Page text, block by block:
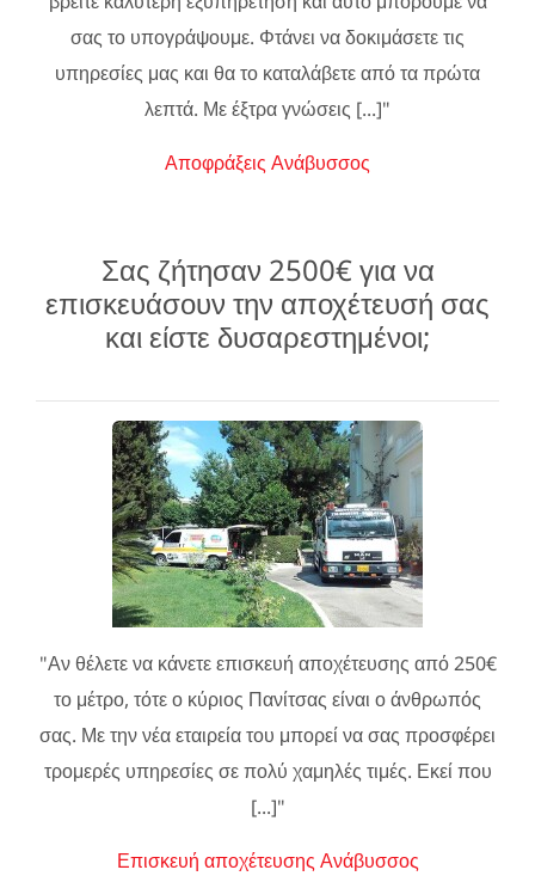
σας το υπογράψουμε. Φτάνει να δοκιμάσετε τις
υπηρεσίες μας και θα το καταλάβετε από τα πρώτα
λεπτά. Με έξτρα γνώσεις [...]"
Αποφράξεις Ανάβυσσος
Σας ζήτησαν 2500€ για να
επισκευάσουν την αποχέτευσή σας
και είστε δυσαρεστημένοι;
"Αν θέλετε να κάνετε επισκευή αποχέτευσης από 250€
το μέτρο, τότε ο κύριος Πανίτσας είναι ο άνθρωπός
σας. Με την νέα εταιρεία του μπορεί να σας προσφέρει
τρομερές υπηρεσίες σε πολύ χαμηλές τιμές. Εκεί που
[...]"
Επισκευή αποχέτευσης Ανάβυσσος